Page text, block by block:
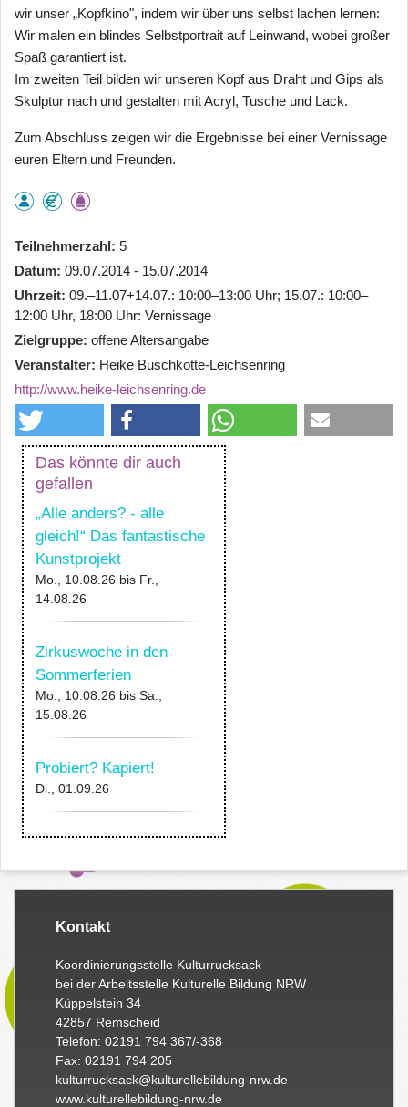
wir unser „Kopfkino", indem wir über uns selbst lachen lernen:
Wir malen ein blindes Selbstportrait auf Leinwand, wobei großer
Spaß garantiert ist.
Im zweiten Teil bilden wir unseren Kopf aus Draht und Gips als
Skulptur nach und gestalten mit Acryl, Tusche und Lack.
Zum Abschluss zeigen wir die Ergebnisse bei einer Vernissage
euren Eltern und Freunden.
Teilnehmerzahl 5
Datum 09.07.2014 - 15.07.2014
Uhrzeit 09.–11.07+14.07.: 10:00–13:00 Uhr; 15.07.: 10:00–
12:00 Uhr, 18:00 Uhr: Vernissage
Zielgruppe offene Altersangabe
Veranstalter Heike Buschkotte-Leichsenring
http://www.heike-leichsenring.de
Das könnte dir auch
gefallen
„Alle anders? - alle
gleich!“ Das fantastische
Kunstprojekt
Mo., 10.08.26 bis Fr.,
14.08.26
Zirkuswoche in den
Sommerferien
Mo., 10.08.26 bis Sa.,
15.08.26
Probiert? Kapiert!
Di., 01.09.26
Kontakt
Koordinierungsstelle Kulturrucksack
bei der Arbeitsstelle Kulturelle Bildung NRW
Küppelstein 34
42857 Remscheid
Telefon: 02191 794 367/-368
Fax: 02191 794 205
kulturrucksack@kulturellebildung-nrw.de
www.kulturellebildung-nrw.de